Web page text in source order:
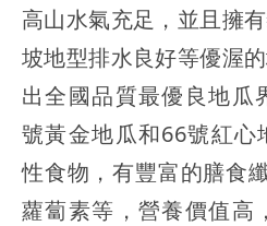
高山水氣充足，並且擁
坡地型排水良好等優渥
出全國品質最優良地瓜
號黃金地瓜和66號紅心
性食物，有豐富的膳食
蘿蔔素等，營養價值高